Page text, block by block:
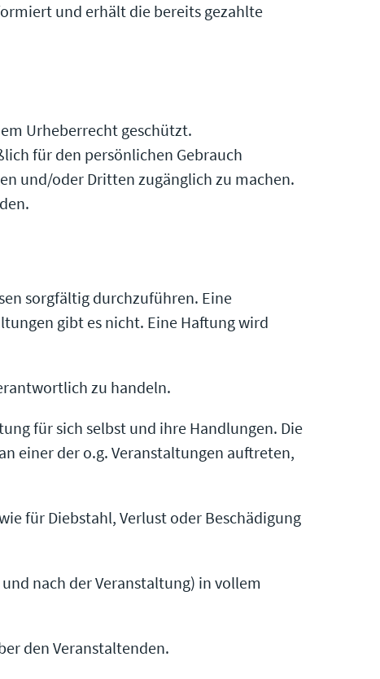
und erhält die bereits gezahlte
Urheberrecht geschützt.
für den persönlichen Gebrauch
und/oder Dritten zugänglich zu machen.
sorgfältig durchzuführen. Eine
gibt es nicht. Eine Haftung wird
zu handeln.
für sich selbst und ihre Handlungen. Die
einer der o.g. Veranstaltungen auftreten,
für Diebstahl, Verlust oder Beschädigung
nach der Veranstaltung) in vollem
den Veranstaltenden.